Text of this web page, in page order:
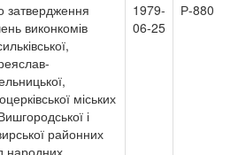
затвердження
виконкомів
міських
і
районних
народних
1979-
06-25
Р-880